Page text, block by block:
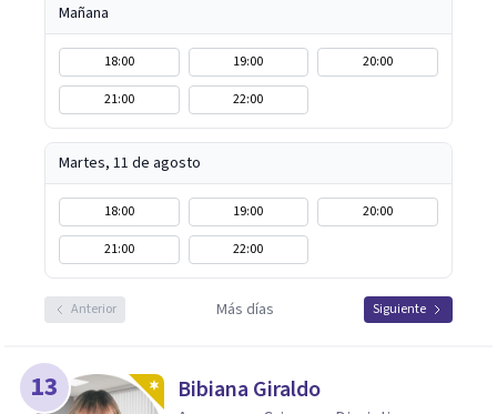
Mañana
18:00 19:00
20:00
21:00
22:00
Martes, 11 de agosto
18:00 19:00
20:00
21:00
22:00
Anterior Más días Siguiente
13 Bibiana Giraldo